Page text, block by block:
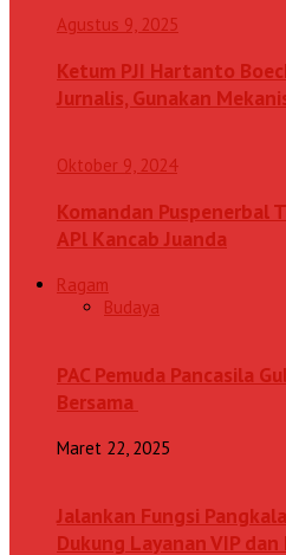
Agustus 9, 2025
Ketum PJI Hartanto
Jurnalis, Gunakan
Oktober 9, 2024
Komandan Puspenerbal
APl Kancab Juanda
Ragam
Budaya
PAC Pemuda Pancasila
Bersama
Maret 22, 2025
Jalankan Fungsi
Dukung Layanan VIP dan